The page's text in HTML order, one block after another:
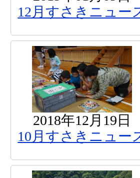
12月すさきニュー
2018年12月19日
10月すさきニュー